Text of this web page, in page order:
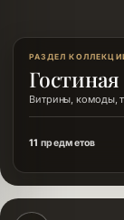
РАЗДЕЛ
Гостиная
Витрины, комоды,
11 предметов